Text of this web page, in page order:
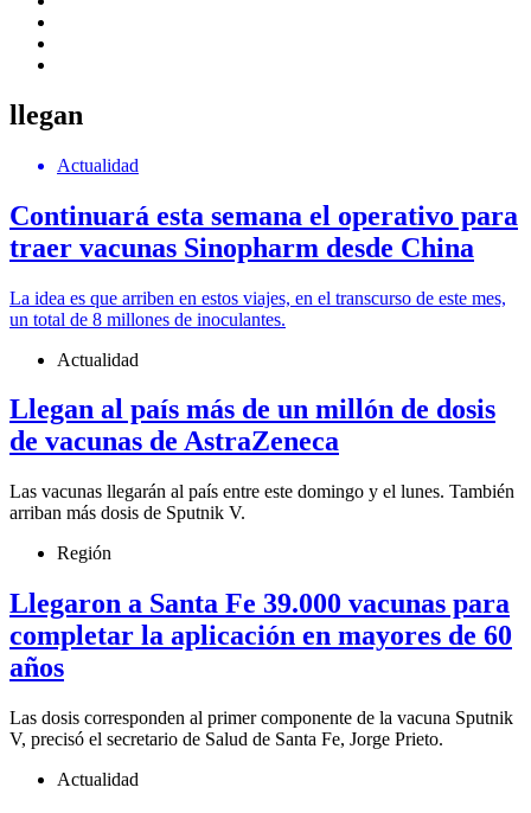
llegan
Actualidad
Continuará esta semana el operativo para
traer vacunas Sinopharm desde China
La idea es que arriben en estos viajes, en el transcurso de este mes,
un total de 8 millones de inoculantes.
Actualidad
Llegan al país más de un millón de dosis
de vacunas de AstraZeneca
Las vacunas llegarán al país entre este domingo y el lunes. También
arriban más dosis de Sputnik V.
Región
Llegaron a Santa Fe 39.000 vacunas para
completar la aplicación en mayores de 60
años
Las dosis corresponden al primer componente de la vacuna Sputnik
V, precisó el secretario de Salud de Santa Fe, Jorge Prieto.
Actualidad